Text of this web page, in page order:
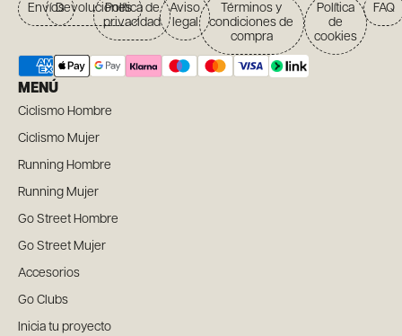
EnvíosDevolucionesPolítica de
privacidad
Aviso
legal
Términos y
condiciones de
compra
Política
de
cookies
FAQ
MENÚ
Ciclismo Hombre
Ciclismo Mujer
Running Hombre
Running Mujer
Go Street Hombre
Go Street Mujer
Accesorios
Go Clubs
Inicia tu proyecto